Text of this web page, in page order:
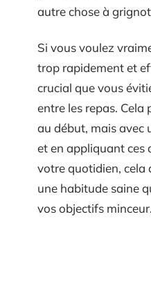
autre chose à
Si vous voulez
trop rapidement et
crucial que vous
entre les repas.
au début, mais avec
et en appliquant ces
votre quotidien, cela
une habitude saine
vos objectifs minceur.